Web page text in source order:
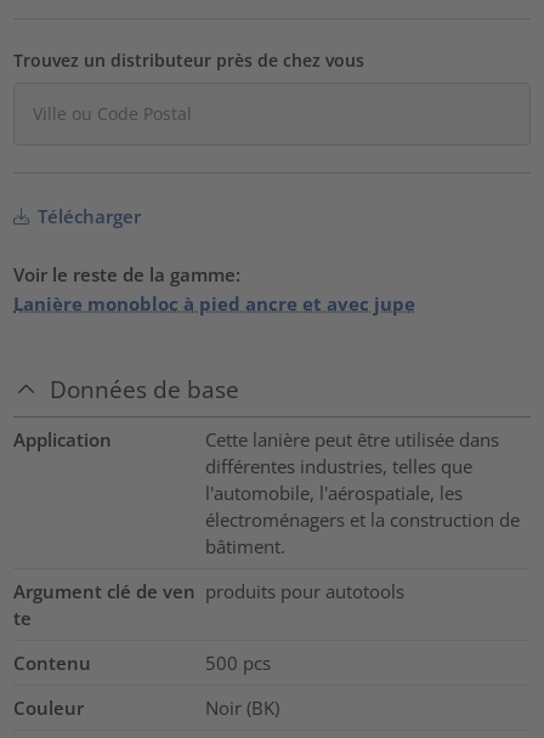
Trouvez un distributeur près de chez vous
Télécharger
Voir le reste de la gamme:
Lanière monobloc à pied ancre et avec jupe
Données de base
Application
Cette lanière peut être utilisée dans
différentes industries, telles que
l'automobile, l'aérospatiale, les
électroménagers et la construction de
bâtiment.
Argument clé de ven
te
produits pour autotools
Contenu 500 pcs
Couleur
Noir (BK)